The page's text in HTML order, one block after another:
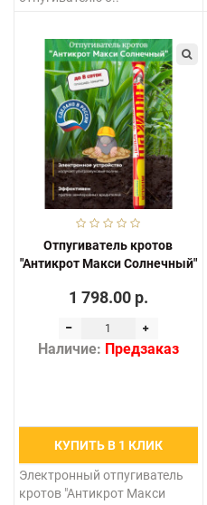
Отпугиватель кротов
"Антикрот Макси Солнечный"
1 798.00 р.
Наличие: Предзаказ
КУПИТЬ В 1 КЛИК
Электронный отпугиватель
кротов "Антикрот Макси